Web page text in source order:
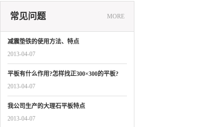
常见问题 MORE
减震垫铁的使用方法、特点
2013-04-07
平板有什么作用?怎样找正300×300的平板?
2013-04-07
我公司生产的大理石平板特点
2013-04-07